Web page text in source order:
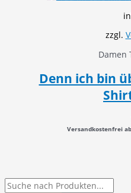
P
zzgl.
Damen
Denn ich bin
Versandkostenfrei